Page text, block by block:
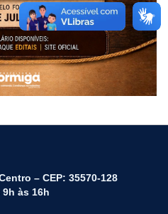
– CEP: 35570-128
às 16h